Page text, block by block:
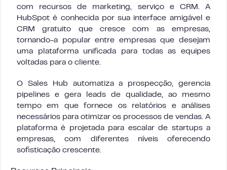
com recursos de marketing, serviço e CRM. A
HubSpot é conhecida por sua interface amigável e
CRM gratuito que cresce com as empresas,
tornando-a popular entre empresas que desejam
uma plataforma unificada para todas as equipes
voltadas para o cliente.
O Sales Hub automatiza a prospecção, gerencia
pipelines e gera leads de qualidade, ao mesmo
tempo em que fornece os relatórios e análises
necessários para otimizar os processos de vendas. A
plataforma é projetada para escalar de startups a
empresas, com diferentes níveis oferecendo
sofisticação crescente.